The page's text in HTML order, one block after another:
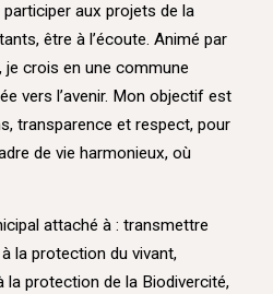
aux projets de la
être à l’écoute. Animé par
je crois en une commune
vers l’avenir. Mon objectif est
transparence et respect, pour
de vie harmonieux, où
attaché à : transmettre
la protection du vivant,
la protection de la Biodivercité,